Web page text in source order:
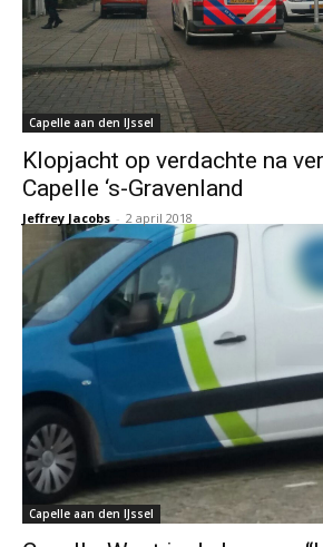
Capelle aan den IJssel
Klopjacht op verdachte na
Capelle ‘s-Gravenland
Jeffrey Jacobs - 2 april 2018
Capelle aan den IJssel